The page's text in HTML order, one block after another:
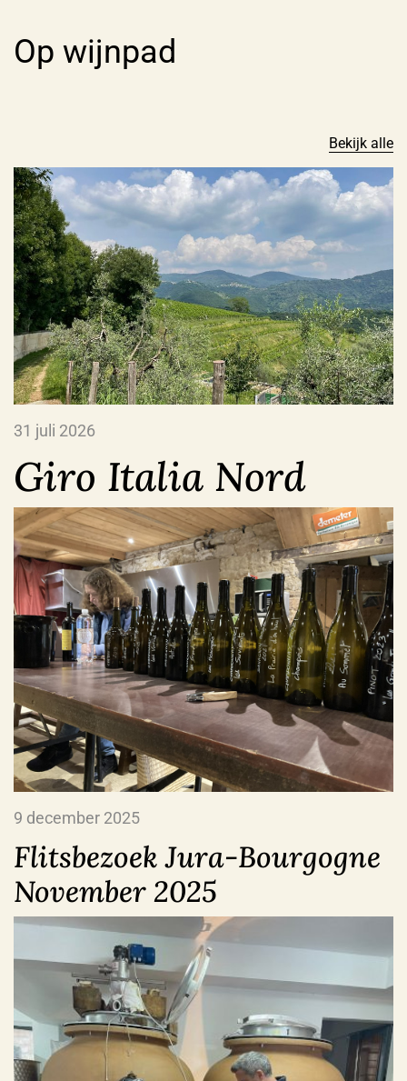
Op wijnpad
Bekijk alle
31 juli 2026
Giro Italia Nord
9 december 2025
Flitsbezoek Jura-Bourgogne
November 2025